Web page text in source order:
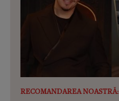
RECOMANDAREA NOASTRĂ: